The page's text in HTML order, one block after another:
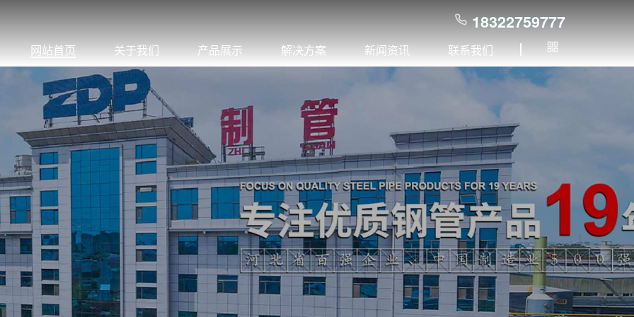
18322759777
网站首页 关于我们 产品展示 解决方案 新闻资讯 联系我们